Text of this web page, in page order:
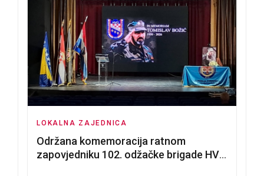
LOKALNA ZAJEDNICA
Održana komemoracija ratnom
zapovjedniku 102. odžačke brigade HVO